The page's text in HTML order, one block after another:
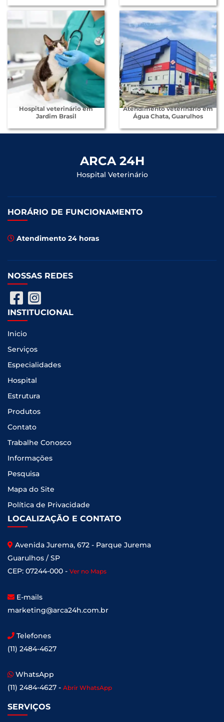
Hospital veterinário em
Jardim Brasil
Atendimento veterinário em
Água Chata, Guarulhos
ARCA 24H
Hospital Veterinário
HORÁRIO DE FUNCIONAMENTO
Atendimento 24 horas
NOSSAS REDES
INSTITUCIONAL
Inicio
Serviços
Especialidades
Hospital
Estrutura
Produtos
Contato
Trabalhe Conosco
Informações
Pesquisa
Mapa do Site
Política de Privacidade
LOCALIZAÇÃO E CONTATO
Avenida Jurema, 672 - Parque Jurema
Guarulhos / SP
CEP: 07244-000 - Ver no Maps
E-mails
marketing@arca24h.com.br
Telefones
(11) 2484-4627
WhatsApp
(11) 2484-4627 - Abrir WhatsApp
SERVIÇOS